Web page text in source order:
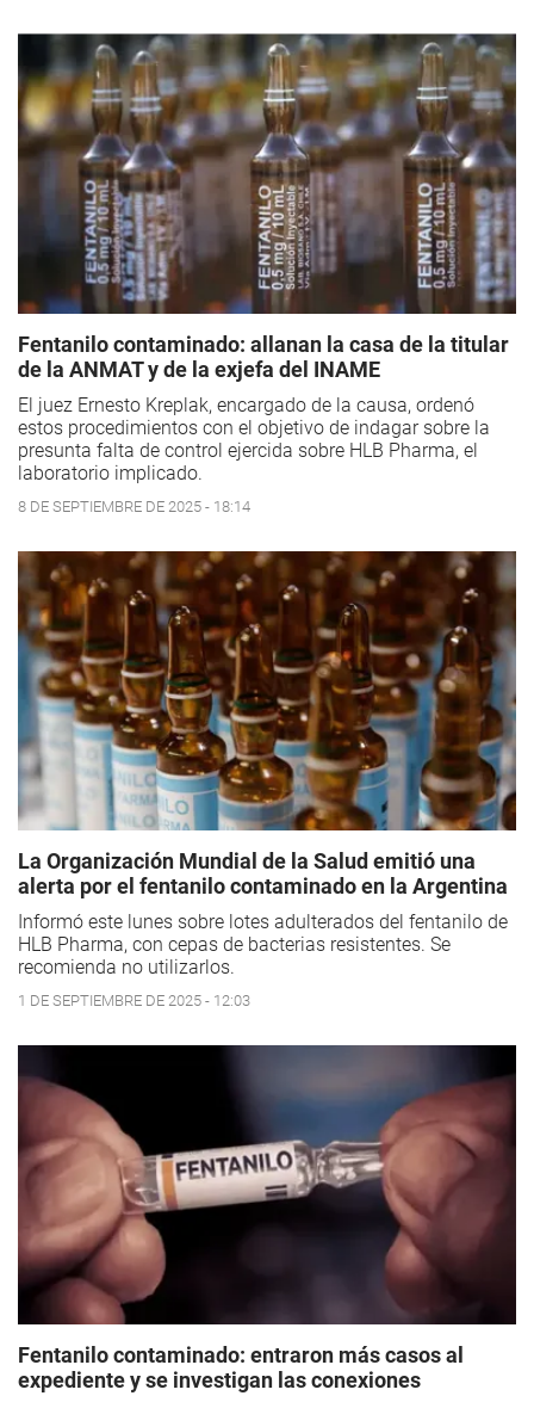
Fentanilo contaminado: allanan la casa de la titular
de la ANMAT y de la exjefa del INAME
El juez Ernesto Kreplak, encargado de la causa, ordenó
estos procedimientos con el objetivo de indagar sobre la
presunta falta de control ejercida sobre HLB Pharma, el
laboratorio implicado.
8 DE SEPTIEMBRE DE 2025 - 18:14
La Organización Mundial de la Salud emitió una
alerta por el fentanilo contaminado en la Argentina
Informó este lunes sobre lotes adulterados del fentanilo de
HLB Pharma, con cepas de bacterias resistentes. Se
recomienda no utilizarlos.
1 DE SEPTIEMBRE DE 2025 - 12:03
Fentanilo contaminado: entraron más casos al
expediente y se investigan las conexiones